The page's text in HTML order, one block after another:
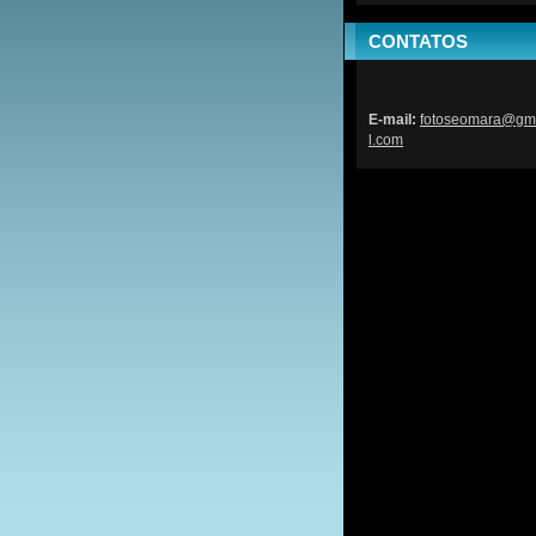
CONTATOS
E-mail: fotoseom
l.com